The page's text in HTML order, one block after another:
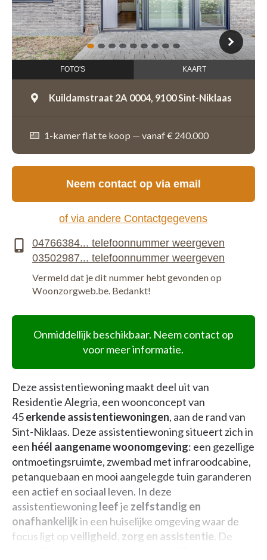
1 2 3 4 5 6 7 8 9
FOTO'S KAART
Kuildamstraat 2A 0004, 9100 Sint-Niklaas
1-kamer flat te koop — vanaf € 240.000
Onmiddellijk beschikbaar. Neem contact op
voor meer informatie.
Deze assistentiewoning maakt deel uit van
Residentie Alegria, een woonconcept van
45erkende assistentiewoningen, aan de rand van
Sint-Niklaas. Deze assistentiewoning situeert zich in
een héél aangename woonomgeving: een gezellige
ontmoetingsruimte, zwembad met infraroodcabine,
petanquebaan en mooi aangelegde tuin garanderen
een actief en sociaal leven. In deze
assistentiewoningleefje zelfstandig en
onafhankelijkin een huiselijke omgeving waar de
focus ligt opveiligheid, zorg en assistentie. De
Neem contact op via email
of via andere Contactgegevens
Vermeld dat je dit nummer hebt gevonden op
Woonzorgweb.be. Bedankt!